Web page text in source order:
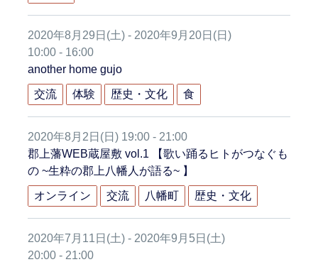
2020年8月29日(土) - 2020年9月20日(日)
10:00 - 16:00
another home gujo
交流 体験 歴史・文化 食
2020年8月2日(日) 19:00 - 21:00
郡上藩WEB蔵屋敷 vol.1 【歌い踊るヒトがつなぐも
の ~生粋の郡上八幡人が語る~ 】
オンライン 交流 八幡町 歴史・文化
2020年7月11日(土) - 2020年9月5日(土)
20:00 - 21:00